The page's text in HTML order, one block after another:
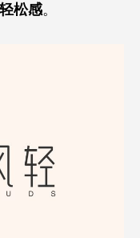
轻松感。